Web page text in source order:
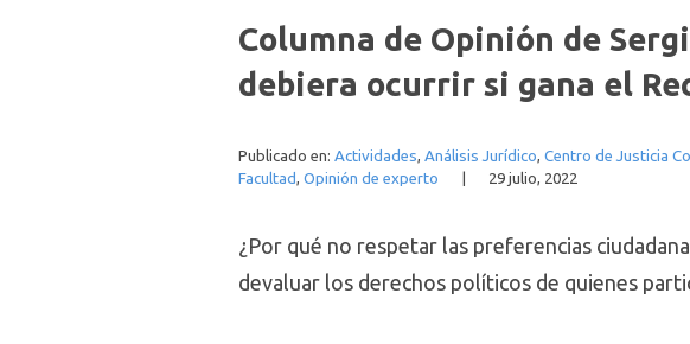
Columna de Opinión de
debiera ocurrir si gana el
Publicado en: Actividades, Análisis Jurídico, Centro de Justicia
Facultad, Opinión de experto 29 julio, 2022
¿Por qué no respetar las preferencias
devaluar los derechos políticos de quienes